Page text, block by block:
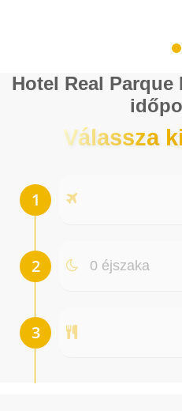
Hotel Real
Válassza
0 éjszaka